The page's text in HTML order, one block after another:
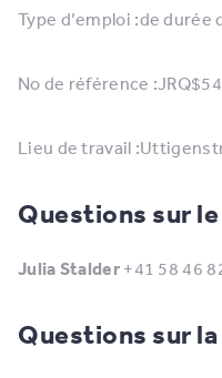
Type d’emploi :de durée
No de référence
Lieu de travail
Questions sur
Julia Stalder+41 58 46
Questions sur